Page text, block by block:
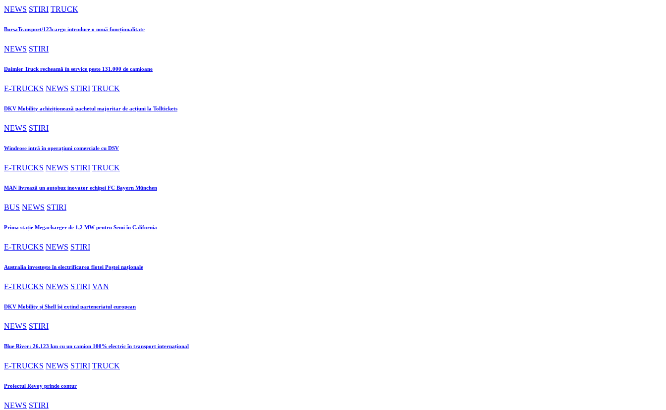
NEWS STIRI TRUCK
BursaTransport/123cargo introduce o nouă funcționalitate
NEWS STIRI
Daimler Truck recheamă în service peste 131.000 de camioane
E-TRUCKS NEWS STIRI TRUCK
DKV Mobility achiziționează pachetul majoritar de acțiuni la Tolltickets
NEWS STIRI
Windrose intră în operațiuni comerciale cu DSV
E-TRUCKS NEWS STIRI TRUCK
MAN livrează un autobuz inovator echipei FC Bayern München
BUS NEWS STIRI
Prima stație Megacharger de 1,2 MW pentru Semi în California
E-TRUCKS NEWS STIRI
Australia investește în electrificarea flotei Poștei naționale
E-TRUCKS NEWS STIRI VAN
DKV Mobility și Shell își extind parteneriatul european
NEWS STIRI
Blue River: 26.123 km cu un camion 100% electric în transport internațional
E-TRUCKS NEWS STIRI TRUCK
Proiectul Revoy prinde contur
NEWS STIRI